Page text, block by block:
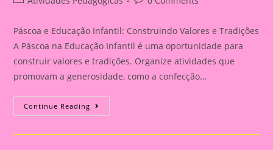
Páscoa e Educação Infantil: Construindo Valores e Tradições
A Páscoa na Educação Infantil é uma oportunidade para
construir valores e tradições. Organize atividades que
promovam a generosidade, como a confecção…
Continue Reading Atividade
De
20|Páscoa